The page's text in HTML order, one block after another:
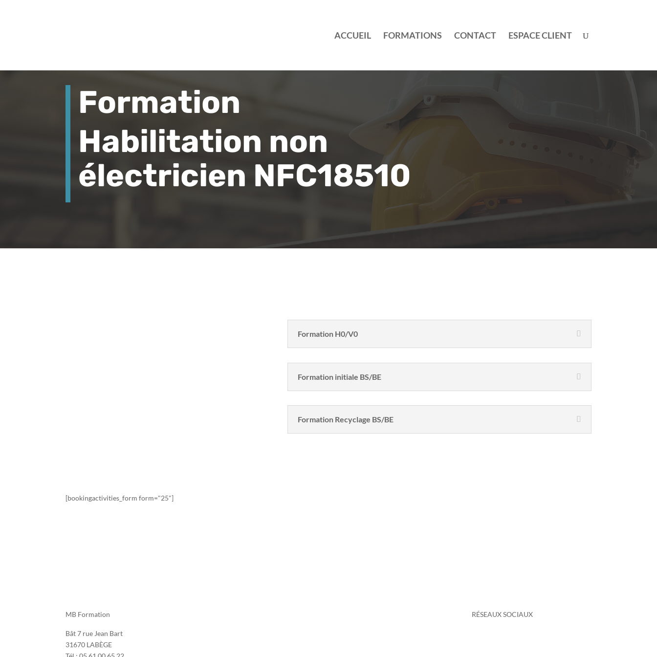
ACCUEIL FORMATIONS CONTACT ESPACE CLIENT
Formation
Habilitation non
électricien NFC18510
Formation H0/V0
Formation initiale BS/BE
Formation Recyclage BS/BE
[bookingactivities_form form="25"]
MB Formation
Bât 7 rue Jean Bart
31670 LABÈGE
RÉSEAUX SOCIAUX